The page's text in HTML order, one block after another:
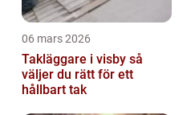
06 mars 2026
Takläggare i visby så
väljer du rätt för ett
hållbart tak